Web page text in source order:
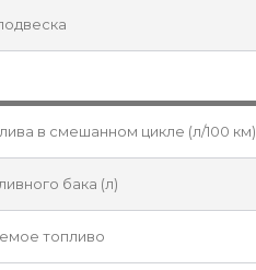
в смешанном цикле (л/100 км)
бака (л)
топливо